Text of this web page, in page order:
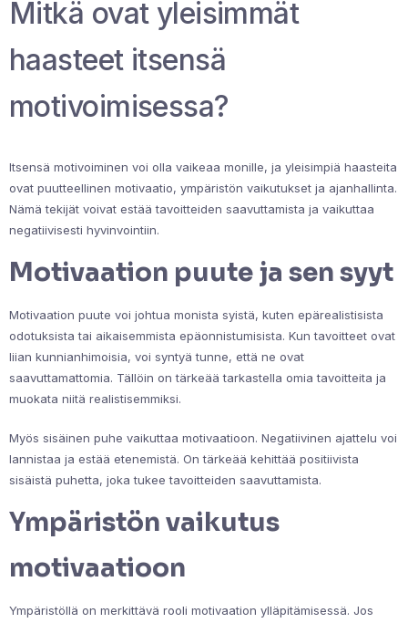
Mitkä ovat yleisimmät
haasteet itsensä
motivoimisessa?
Itsensä motivoiminen voi olla vaikeaa monille, ja yleisimpiä haasteita
ovat puutteellinen motivaatio, ympäristön vaikutukset ja ajanhallinta.
Nämä tekijät voivat estää tavoitteiden saavuttamista ja vaikuttaa
negatiivisesti hyvinvointiin.
Motivaation puute ja sen syyt
Motivaation puute voi johtua monista syistä, kuten epärealistisista
odotuksista tai aikaisemmista epäonnistumisista. Kun tavoitteet ovat
liian kunnianhimoisia, voi syntyä tunne, että ne ovat
saavuttamattomia. Tällöin on tärkeää tarkastella omia tavoitteita ja
muokata niitä realistisemmiksi.
Myös sisäinen puhe vaikuttaa motivaatioon. Negatiivinen ajattelu voi
lannistaa ja estää etenemistä. On tärkeää kehittää positiivista
sisäistä puhetta, joka tukee tavoitteiden saavuttamista.
Ympäristön vaikutus
motivaatioon
Ympäristöllä on merkittävä rooli motivaation ylläpitämisessä. Jos